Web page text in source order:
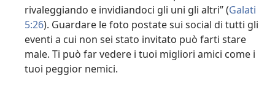
rivaleggiando e invidiandoci gli uni gli altri” (Galati
5:26). Guardare le foto postate sui social di tutti gli
eventi a cui non sei stato invitato può farti stare
male. Ti può far vedere i tuoi migliori amici come i
tuoi peggior nemici.